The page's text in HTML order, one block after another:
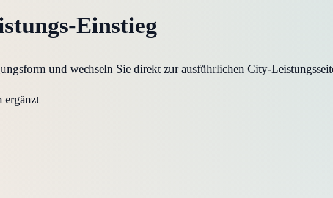
Einstieg
und wechseln Sie direkt zur ausführlichen City-
ergänzt